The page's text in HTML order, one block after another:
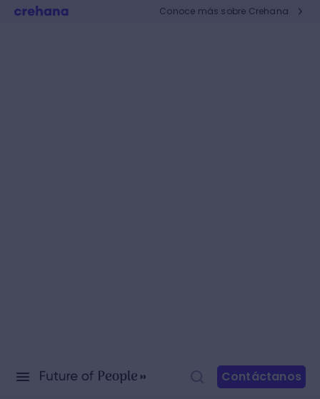
Conoce más sobre Crehana
Contáctanos